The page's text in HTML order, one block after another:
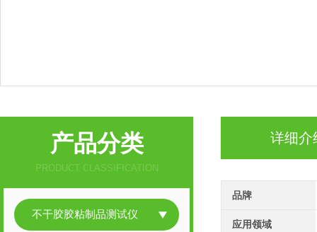
详细介
品牌
应用领域
产品分类
PRODUCT CLASSIFICATION
不干胶胶粘制品测试仪